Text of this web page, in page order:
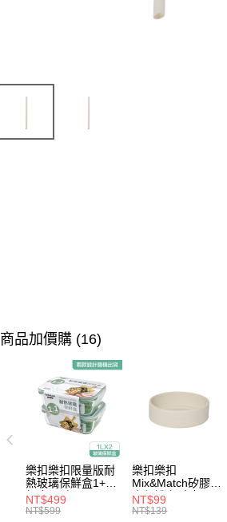
商品加價購 (16)
樂扣樂扣限量版耐
熱玻璃保鮮盒1+1
組合/長方
形/1L(LLG445KKS
NT$499
NT$599
樂扣樂扣
Mix&Match矽膠杯
底保護套/米灰
(BOTTOM-
NT$99
NT$139